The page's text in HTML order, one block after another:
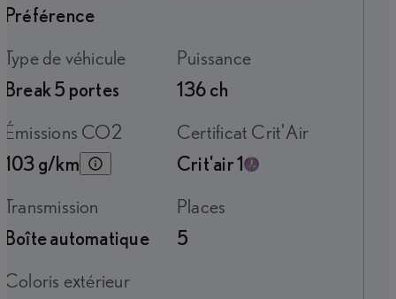
Préférence
Type de véhicule
Break 5 portes
Puissance
136 ch
Émissions CO2
103 g/km
Certificat Crit'Air
Crit'air 1
Transmission
Boîte automatique
Places
5
Coloris extérieur